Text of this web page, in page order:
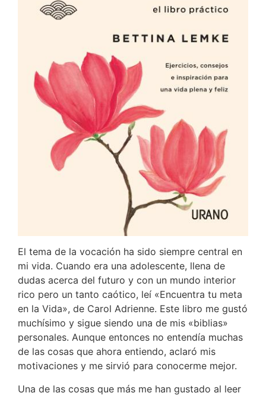
El tema de la vocación ha sido siempre central en
mi vida. Cuando era una adolescente, llena de
dudas acerca del futuro y con un mundo interior
rico pero un tanto caótico, leí «Encuentra tu meta
en la Vida», de Carol Adrienne. Este libro me gustó
muchísimo y sigue siendo una de mis «biblias»
personales. Aunque entonces no entendía muchas
de las cosas que ahora entiendo, aclaró mis
motivaciones y me sirvió para conocerme mejor.
Una de las cosas que más me han gustado al leer